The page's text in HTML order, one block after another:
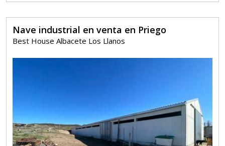
Nave industrial en venta en Priego
Best House Albacete Los Llanos